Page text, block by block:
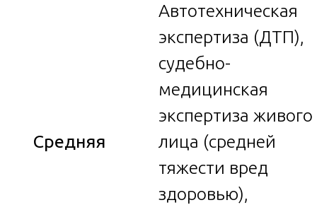
Средняя
Автотехническая
экспертиза (ДТП),
судебно-
медицинская
экспертиза живого
лица (средней
тяжести вред
здоровью),